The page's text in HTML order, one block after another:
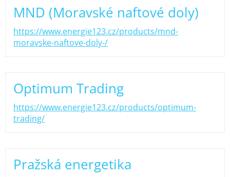
MND (Moravské naftové doly)
https://www.energie123.cz/products/mnd-
moravske-naftove-doly-/
Optimum Trading
https://www.energie123.cz/products/optimum-
trading/
Pražská energetika